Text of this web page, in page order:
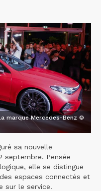
marque Mercedes-Benz ©
sa nouvelle
septembre. Pensée
elle se distingue
espaces connectés et
sur le service.